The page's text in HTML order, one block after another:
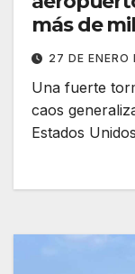
más de
en un día
27 DE ENERO
Una fuerte
caos
Estados